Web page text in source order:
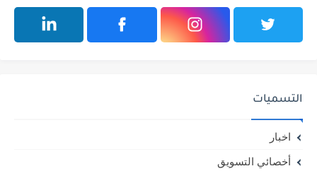
التسميات
اخبار
أخصائي التسويق